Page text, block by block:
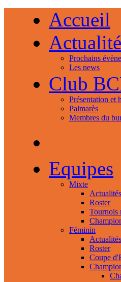
Accueil
Prochains
Les news
Club
Présentation et
Palmarès
Membres du
Equipes
Mixte
Actualités
Roster
Tournois
Féminin
Actualités
Roster
Coupe